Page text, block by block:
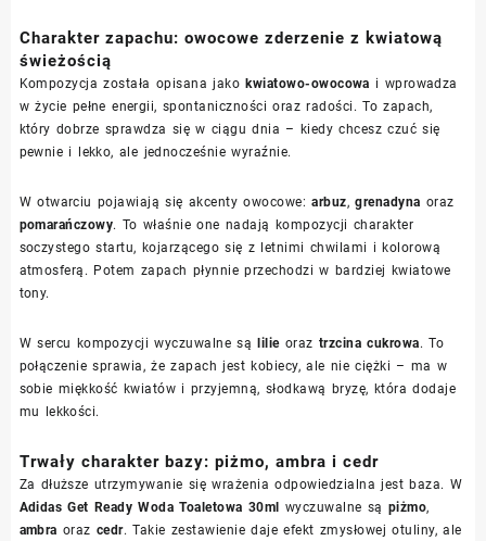
Charakter zapachu: owocowe zderzenie z kwiatową
świeżością
Kompozycja została opisana jakokwiatowo-owocowa i wprowadza
w życie pełne energii, spontaniczności oraz radości. To zapach,
który dobrze sprawdza się w ciągu dnia – kiedy chcesz czuć się
pewnie i lekko, ale jednocześnie wyraźnie.
W otwarciu pojawiają się akcenty owocowe:arbuz,grenadyna oraz
pomarańczowy. To właśnie one nadają kompozycji charakter
soczystego startu, kojarzącego się z letnimi chwilami i kolorową
atmosferą. Potem zapach płynnie przechodzi w bardziej kwiatowe
tony.
W sercu kompozycji wyczuwalne sąlilieoraz trzcina cukrowa. To
połączenie sprawia, że zapach jest kobiecy, ale nie ciężki – ma w
sobie miękkość kwiatów i przyjemną, słodkawą bryzę, która dodaje
mu lekkości.
Trwały charakter bazy: piżmo, ambra i cedr
Za dłuższe utrzymywanie się wrażenia odpowiedzialna jest baza. W
Adidas Get Ready Woda Toaletowa 30ml wyczuwalne są piżmo,
ambra oraz cedr. Takie zestawienie daje efekt zmysłowej otuliny, ale